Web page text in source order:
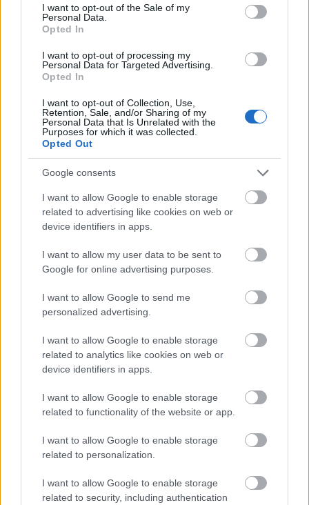
consent section.
I want to opt-out of the Sale of my
Personal Data.
Opted In
I want to opt-out of processing my
Personal Data for Targeted Advertising.
Opted In
I want to opt-out of Collection, Use,
Retention, Sale, and/or Sharing of my
Personal Data that Is Unrelated with the
Purposes for which it was collected.
Opted Out
Google consents
I want to allow Google to enable storage
related to advertising like cookies on web or
device identifiers in apps.
I want to allow my user data to be sent to
Google for online advertising purposes.
I want to allow Google to send me
personalized advertising.
I want to allow Google to enable storage
related to analytics like cookies on web or
device identifiers in apps.
I want to allow Google to enable storage
related to functionality of the website or app.
I want to allow Google to enable storage
related to personalization.
I want to allow Google to enable storage
related to security, including authentication
Kötött pálya
vasútfejlesztés Olaszország Ausztria
Történelmi kézfogás egy hegy gyomrában - a világ
A két ország alagútfejtő projektcsapatai mintegy 1400 méterrel
személyvonatok menetideje Innsbruck és Bolzano között 2
óráról alig 50 percre csökken majd.
Élesbe fordul a 3-as metró
meghosszabbítása
Megszűnik a kerülő, közvetlen vasúti
kapcsolat épül Szombathely és
Zalaegerszeg között